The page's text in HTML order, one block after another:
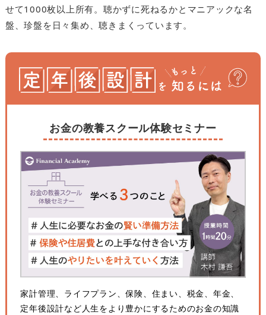
せて1000枚以上所有。聴かずに死ねるかとマニアックな名
盤、珍盤を日々集め、聴きまくっています。
お金の教養スクール体験セミナー
家計管理、ライフプラン、保険、住まい、税金、年金、
定年後設計など人生をより豊かにするためのお金の知識